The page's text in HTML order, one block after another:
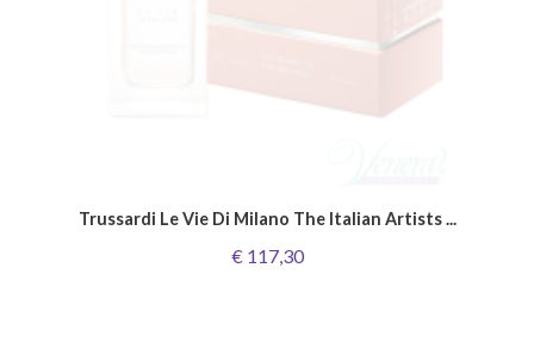
Trussardi Le Vie Di Milano The Italian Artists ...
€ 117,30